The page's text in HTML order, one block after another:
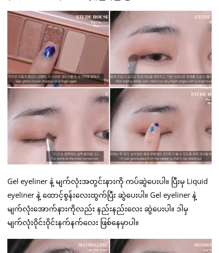
Gel eyeliner နဲ့ မျက်လုံးအတွင်းနားကို ကပ်ဆွဲပေးပါ။ ပြီးမှ Liquid
eyeliner နဲ့ ထောင့်စွန်းလေးထွက်ပြီး ဆွဲပေးပါ။ Gel eyeliner နဲ့
မျက်လုံးအောက်နားကိုလည်း နည်းနည်းလေး ဆွဲပေးပါ။ ဒါမှ
မျက်လုံးဝိုင်းဝိုင်းနက်နက်လေး ဖြစ်နေမှာပါ။